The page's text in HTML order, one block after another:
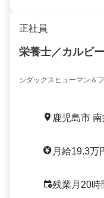
正社員
栄養士／カルビ
シダックスヒューマン＆
鹿児島市
月給19.3万
残業月20時